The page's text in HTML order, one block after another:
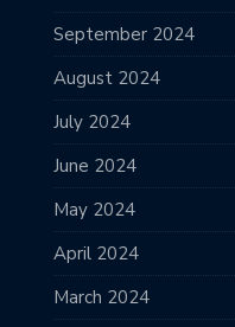
September 2024
August 2024
July 2024
June 2024
May 2024
April 2024
March 2024